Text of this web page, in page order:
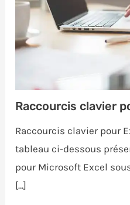
Raccourcis clavier
Raccourcis clavier pour
tableau ci-dessous
pour Microsoft Excel
[…]